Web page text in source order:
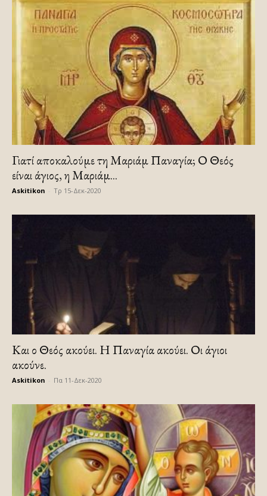
Γιατί αποκαλούμε τη Μαριάμ Παναγία; Ο Θεός
είναι άγιος, η Μαριάμ...
Askitikon Τρ 15-Δεκ-2020
Και ο Θεός ακούει. Η Παναγία ακούει. Οι άγιοι
ακούνε.
Askitikon Πα 11-Δεκ-2020